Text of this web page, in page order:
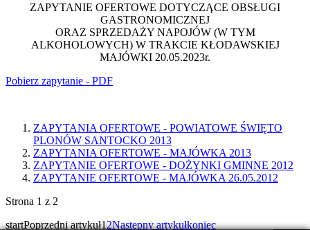
ZAPYTANIE OFERTOWE DOTYCZĄCE OBSŁUGI
GASTRONOMICZNEJ
ORAZ SPRZEDAŻY NAPOJÓW (W TYM
ALKOHOLOWYCH) W TRAKCIE KŁODAWSKIEJ
MAJÓWKI 20.05.2023r.
Pobierz zapytanie - PDF
ZAPYTANIA OFERTOWE - POWIATOWE ŚWIĘTO
PLONÓW SANTOCKO 2013
ZAPYTANIA OFERTOWE - MAJÓWKA 2013
ZAPYTANIE OFERTOWE - DOŻYNKI GMINNE 2012
ZAPYTANIE OFERTOWE - MAJÓWKA 26.05.2012
Strona 1 z 2
startPoprzedni artykuł12Następny artykułkoniec